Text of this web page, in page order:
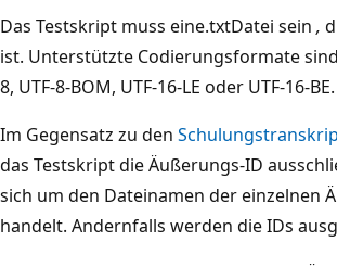
Das Testskript muss eine.txtDatei sein ,
ist. Unterstützte Codierungsformate sind
8, UTF-8-BOM, UTF-16-LE oder UTF-16-BE.
Im Gegensatz zu den
das Testskript die Äußerungs-ID
sich um den Dateinamen der einzelnen
handelt. Andernfalls werden die IDs